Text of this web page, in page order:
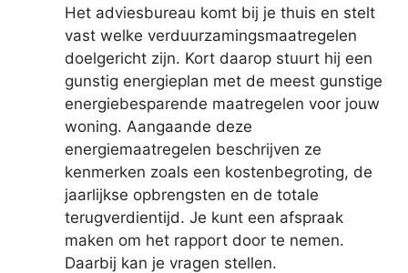
Het adviesbureau komt bij je thuis en stelt
vast welke verduurzamingsmaatregelen
doelgericht zijn. Kort daarop stuurt hij een
gunstig energieplan met de meest gunstige
energiebesparende maatregelen voor jouw
woning. Aangaande deze
energiemaatregelen beschrijven ze
kenmerken zoals een kostenbegroting, de
jaarlijkse opbrengsten en de totale
terugverdientijd. Je kunt een afspraak
maken om het rapport door te nemen.
Daarbij kan je vragen stellen.